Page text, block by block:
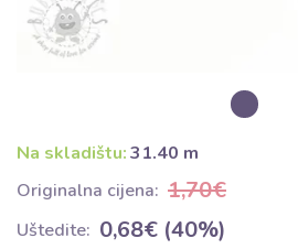
Na skladištu:31.40 m
Originalna cijena: 1,70€
Uštedite: 0,68€ (40%)